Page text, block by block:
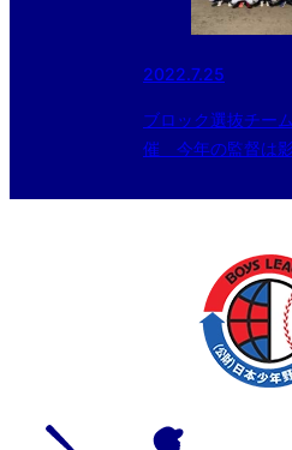
2022.7.25
ブロック選抜チー
催 今年の監督は影